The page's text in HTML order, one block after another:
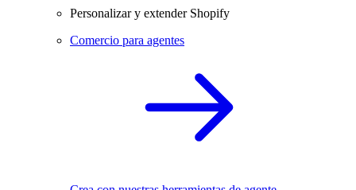
Personalizar y extender Shopify
Comercio para agentes